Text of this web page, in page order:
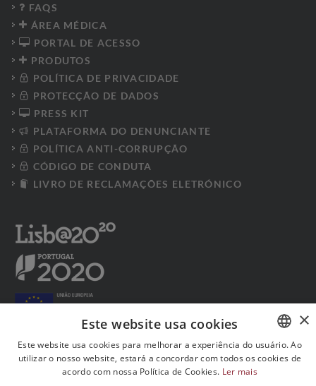
FAQS
ÁREA MÉDICA
PORTAL DE ACESSO
PRODUTOS
POLÍTICA DE PRIVACIDADE
PROTECÇÃO DE DADOS
PRESS KIT
PLATAFORMA DO DENUNCIANTE
POLÍTICA ANTI-CORRUPÇÃO
CÓDIGO DE CONDUTA
LIVRO DE RECLAMAÇÕES ELETRÓNICO
Siga-nos nas redes sociais:
PORTUGUESE
×
Este website usa cookies
Este website usa cookies para melhorar a experiência do usuário. Ao
utilizar o nosso website, estará a concordar com todos os cookies de
acordo com nossa Política de Cookies. Ler mais